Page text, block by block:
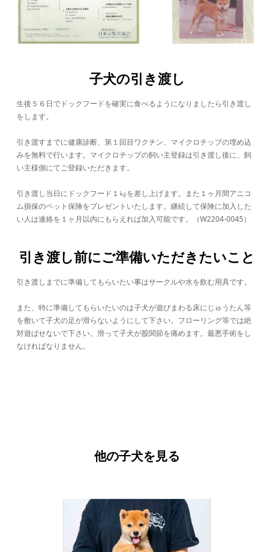
子犬の引き渡し
生後５６日でドックフードを確実に食べるようになりましたら引き渡し
をします。
引き渡すまでに健康診断、第１回目ワクチン、マイクロチップの埋め込
みを無料で行います。マイクロチップの飼い主登録は引き渡し後に、飼
い主様側にてご登録いただきます。
引き渡し当日にドックフード１㎏を差し上げます。また１ヶ月間アニコ
ム損保のペット保険をプレゼントいたします。継続して保険に加入した
い人は連絡を１ヶ月以内にもらえれば加入可能です。（W2204-0045）
引き渡し前にご準備いただきたいこと
引き渡しまでに準備してもらいたい事はサークルや水を飲む用具です。
また、特に準備してもらいたいのは子犬が遊びまわる床にじゅうたん等
を敷いて子犬の足が滑らないようにして下さい。フローリング等では絶
対遊ばせないで下さい。滑って子犬が股関節を痛めます。最悪手術をし
なければなりません。
他の子犬を見る